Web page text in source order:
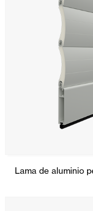
Lama de aluminio